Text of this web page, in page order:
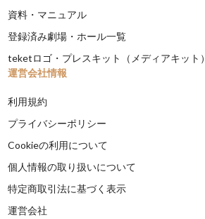
資料・マニュアル
登録済み劇場・ホール一覧
teketロゴ・プレスキット（メディアキット）
運営会社情報
利用規約
プライバシーポリシー
Cookieの利用について
個人情報の取り扱いについて
特定商取引法に基づく表示
運営会社